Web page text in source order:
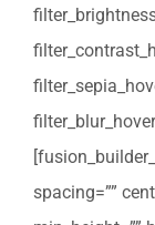
spacing=””